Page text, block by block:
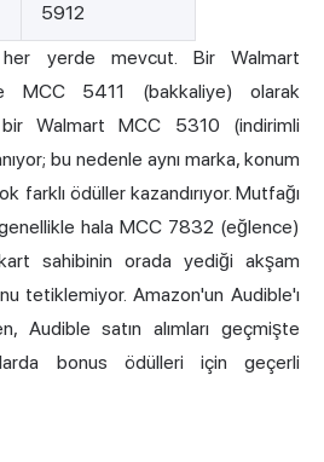
5912
her yerde mevcut. Bir Walmart
MCC 5411 (bakkaliye) olarak
bir Walmart MCC 5310 (indirimli
bu nedenle aynı marka, konum
farklı ödüller kazandırıyor. Mutfağı
hala MCC 7832 (eğlence)
sahibinin orada yediği akşam
tetiklemiyor. Amazon'un Audible'ı
Audible satın alımları geçmişte
bonus ödülleri için geçerli